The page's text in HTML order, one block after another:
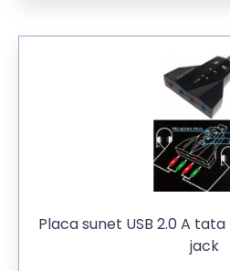
Placa sunet USB 2.0 A
jack